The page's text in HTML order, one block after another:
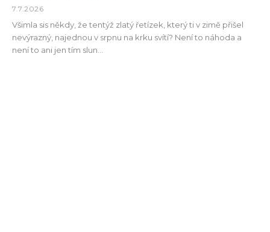
7.7.2026
Všimla sis někdy, že tentýž zlatý řetízek, který ti v zimě přišel
nevýrazný, najednou v srpnu na krku svítí? Není to náhoda a
není to ani jen tím slun...